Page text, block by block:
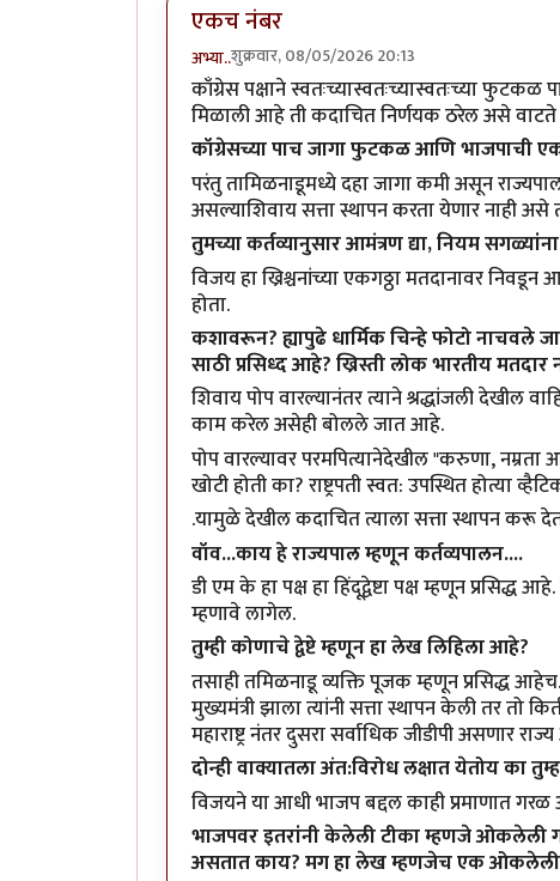
एकच नंबर
अभ्या..शुक्रवार, 08/05/2026 20:13
काँग्रेस पक्षाने स्वतःच्यास्वतःच्यास्वतःच्या
मिळाली आहे ती कदाचित निर्णयक ठरेल असे
कॉग्रेसच्या पाच जागा फुटकळ आणि भाजपाची एक
परंतु तामिळनाडूमध्ये दहा जागा कमी असून
असल्याशिवाय सत्ता स्थापन करता येणार नाही
तुमच्या कर्तव्यानुसार आमंत्रण द्या, नियम
विजय हा ख्रिश्चनांच्या एकगठ्ठा मतदानावर निवडून
होता.
कशावरून? ह्यापुढे धार्मिक चिन्हे फोटो नाचवले
साठी प्रसिध्द आहे? ख्रिस्ती लोक भारतीय
शिवाय पोप वारल्यानंतर त्याने श्रद्धांजली देखील
काम करेल असेही बोलले जात आहे.
पोप वारल्यावर परमपित्यानेदेखील "करुणा, नम्रता
खोटी होती का? राष्ट्रपती स्वत: उपस्थित होत्या
.यामुळे देखील कदाचित त्याला सत्ता स्थापन करू
वॉव...काय हे राज्यपाल म्हणून कर्तव्यपालन....
डी एम के हा पक्ष हा हिंदूद्वेष्टा पक्ष म्हणून
म्हणावे लागेल.
तुम्ही कोणाचे द्वेष्टे म्हणून हा लेख लिहिला आहे?
तसाही तमिळनाडू व्यक्ति पूजक म्हणून प्रसिद्ध
मुख्यमंत्री झाला त्यांनी सत्ता स्थापन केली तर
महाराष्ट्र नंतर दुसरा सर्वाधिक जीडीपी असणार
दोन्ही वाक्यातला अंत:विरोध लक्षात येतोय का
विजयने या आधी भाजप बद्दल काही प्रमाणात
भाजपवर इतरांनी केलेली टीका म्हणजे ओकलेली
असतात काय? मग हा लेख म्हणजेच एक